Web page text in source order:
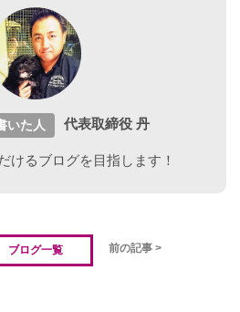
いた人 代表取締役 丹
けるブログを目指します！
ブログ一覧 前の記事 >